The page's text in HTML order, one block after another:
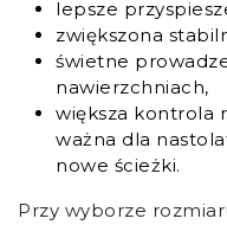
lepsze
zwiększona
świetne
nawierzchniach,
większa kontrola
ważna dla
nowe ścieżki.
Przy wyborze